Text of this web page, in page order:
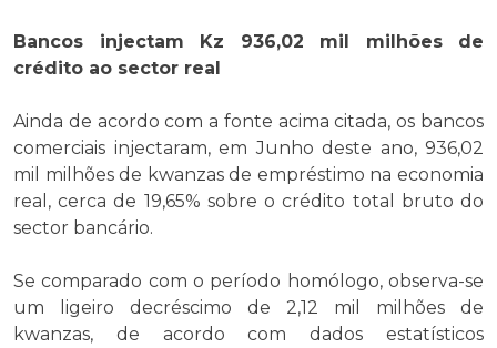
Bancos injectam Kz 936,02 mil milhões de
crédito ao sector real
Ainda de acordo com a fonte acima citada, os bancos
comerciais injectaram, em Junho deste ano, 936,02
mil milhões de kwanzas de empréstimo na economia
real, cerca de 19,65% sobre o crédito total bruto do
sector bancário.
Se comparado com o período homólogo, observa-se
um ligeiro decréscimo de 2,12 mil milhões de
kwanzas, de acordo com dados estatísticos